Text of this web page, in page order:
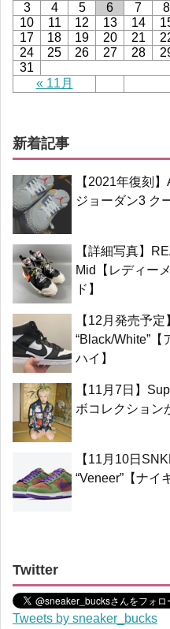
« 11月
3 4 5 6 7 8
10
11 12 13 14
17
18 19 20 21
24
25 26 27 28
31
新着記事
【2021年復刻
ジョーダン3 ク
【詳細写真】
Mid【レディー
ド】
【12月発売予
“Black/White”【
ハイ】
【11月7日】
ボコレクション
【11月10日
“Veneer”【ナイ
Twitter
Tweets by sneaker_bucks